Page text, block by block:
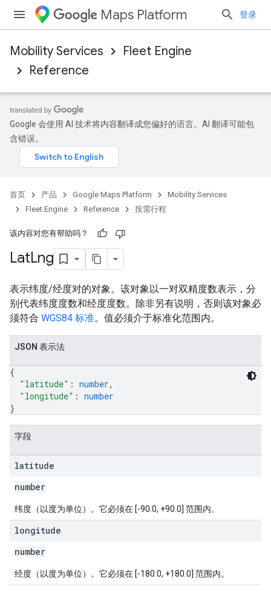
Maps Platform 登录
Mobility Services
Fleet Engine
Reference
Google 会使用 AI 技术将内容翻译成您偏好的语言。AI 翻译可能包
含错误。
首页 产品 Google Maps Platform
Mobility Services
Fleet Engine
Reference 按需行程
该内容对您有帮助吗？
LatLng
表示纬度/经度对的对象。该对象以一对双精度数表示，分
别代表纬度度数和经度度数。除非另有说明，否则该对象必
须符合 WGS84 标准。值必须介于标准化范围内。
JSON 表示法
{
"latitude" : number,
"longitude" : number
}
字段
latitude
number
纬度（以度为单位）。它必须在 [-90.0, +90.0] 范围内。
longitude
number
经度（以度为单位）。它必须在 [-180.0, +180.0] 范围内。